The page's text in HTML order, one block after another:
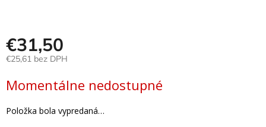
Prihlásenie
€31,50
€25,61 bez DPH
cena:
Momentálne nedostupné
Položka bola vypredaná…